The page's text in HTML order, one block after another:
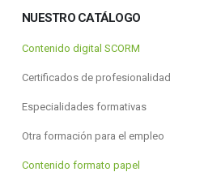
NUESTRO CATÁLOGO
Contenido digital SCORM
Certificados de profesionalidad
Especialidades formativas
Otra formación para el empleo
Contenido formato papel